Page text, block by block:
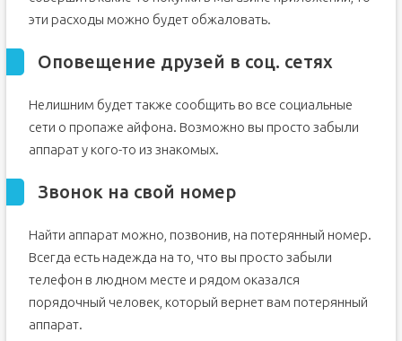
эти расходы можно будет обжаловать.
Оповещение друзей в соц. сетях
Нелишним будет также сообщить во все социальные
сети о пропаже айфона. Возможно вы просто забыли
аппарат у кого-то из знакомых.
Звонок на свой номер
Найти аппарат можно, позвонив, на потерянный номер.
Всегда есть надежда на то, что вы просто забыли
телефон в людном месте и рядом оказался
порядочный человек, который вернет вам потерянный
аппарат.